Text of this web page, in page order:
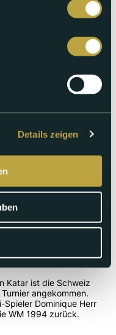
Details zeigen
Herr
Katar ist die Schweiz
angekommen.
Spieler Dominique Herr
WM 1994 zurück.